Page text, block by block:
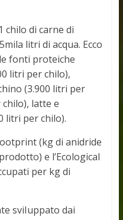
chilo di carne di
litri di acqua. Ecco
fonti proteiche
litri per chilo),
(3.900 litri per
latte e
litri per chilo).
(kg di anidride
e l’Ecological
per kg di
sviIuppato dai